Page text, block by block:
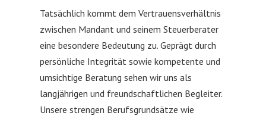
Tatsächlich kommt dem Vertrauensverhältnis
zwischen Mandant und seinem Steuerberater
eine besondere Bedeutung zu. Geprägt durch
persönliche Integrität sowie kompetente und
umsichtige Beratung sehen wir uns als
langjährigen und freundschaftlichen Begleiter.
Unsere strengen Berufsgrundsätze wie